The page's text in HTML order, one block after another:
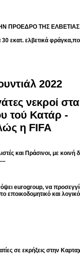
ΠΡΟΕΔΡΟ ΤΗΣ ΕΛΒΕΤΙΑΣ
εκατ. ελβετικά
2022
νεκροί στα
τού Κατάρ -
η FIFA
και Πράσινοι, με κοινή
eurogroup, να
εποικοδομητικό και λογικό
σε εκρήξεις στην